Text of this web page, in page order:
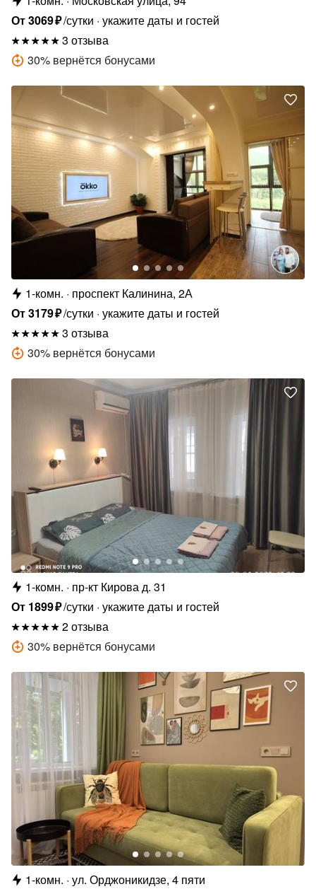
От3069₽/сутки укажите даты и гостей
3 отзыва
30% вернётся бонусами
1-комн.
проспект Калинина, 2А
От3179₽/сутки укажите даты и гостей
3 отзыва
30% вернётся бонусами
1-комн.
пр-кт Кирова д. 31
От 1899₽/сутки укажите даты и гостей
2 отзыва
30% вернётся бонусами
1-комн. ул. Орджоникидзе, 4 пяти